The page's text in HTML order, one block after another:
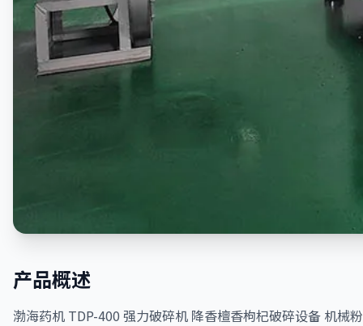
产品概述
渤海药机 TDP-400 强力破碎机 降香檀香枸杞破碎设备 机械